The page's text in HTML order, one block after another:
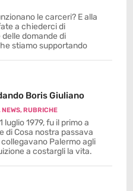
le carceri? E alla
a chiederci di
domande di
stiamo supportando
Boris Giuliano
NEWS,RUBRICHE
luglio 1979, fu il primo a
di Cosa nostra passava
Palermo agli
a costargli la vita.